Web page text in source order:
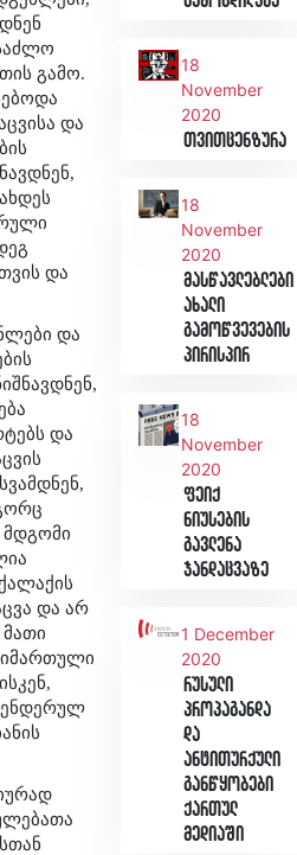
გამო.
და
და
და
და
მდგომი
და არ
მათი
18
November
2020
თვითცენზურა
18
November
2020
მასწავლებლები
ახალი
გამოწვევების
პირისპირ
18
November
2020
ფეიქ
ნიუსების
გავლენა
ჯანდაცვაზე
1 December
2020
რუსული
პროპაგანდა
და
ანტითურქული
განწყობები
ქართულ
მედიაში